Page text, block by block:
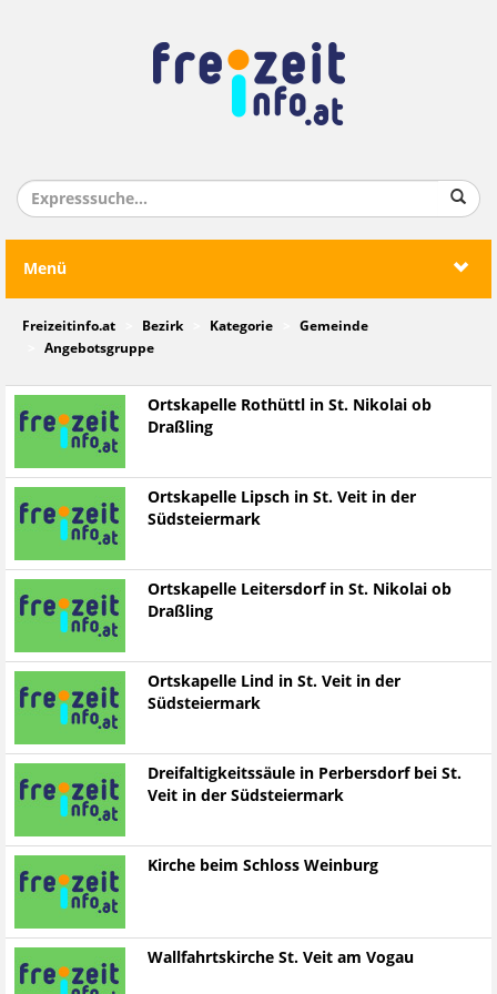
Menü
Freizeitinfo.at Bezirk Kategorie
Gemeinde
Angebotsgruppe
Ortskapelle Rothüttl in St. Nikolai ob
Draßling
Ortskapelle Lipsch in St. Veit in der
Südsteiermark
Ortskapelle Leitersdorf in St. Nikolai ob
Draßling
Ortskapelle Lind in St. Veit in der
Südsteiermark
Dreifaltigkeitssäule in Perbersdorf bei St.
Veit in der Südsteiermark
Kirche beim Schloss Weinburg
Wallfahrtskirche St. Veit am Vogau